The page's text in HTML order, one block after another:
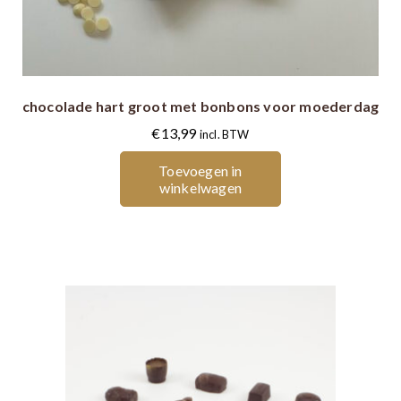
chocolade hart groot met bonbons voor moederdag
€13,99 incl. BTW
Toevoegen in
winkelwagen
optie
kan
gekozen
worden
op